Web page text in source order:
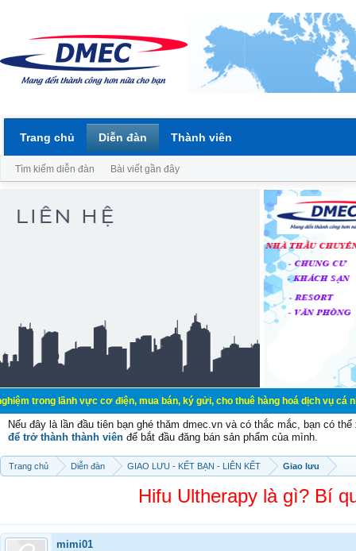
vực cơ điện, mua bán, ký gửi, cho thuê hàng hoá dịch vụ cá nhân,
Nếu đây là lần đầu tiên bạn ghé thăm dmec.vn và có thắc mắc, bạn có
để trở thành thành viên để bắt đầu đăng bán sản phẩm của mình.
Trang chủ Diễn đàn GIAO LƯU - KẾT BẠN - LIÊN KẾT Giao lưu
Hifu Ultherapy là gì? Bí
mimi01
Trang chủ Diễn đàn
Tìm kiếm diễn đàn Bài viết gần đây
Thành viên